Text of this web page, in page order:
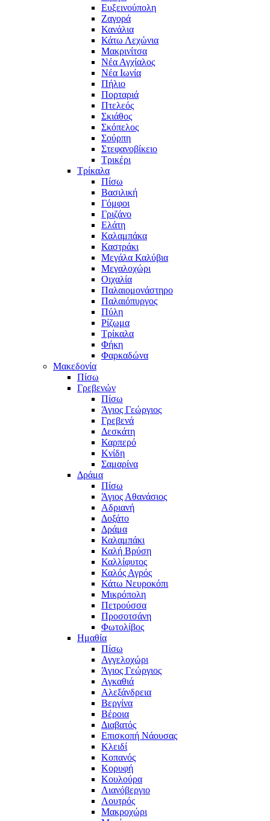
Ευξεινούπολη
Ζαγορά
Κανάλια
Κάτω Λεχώνια
Μακρινίτσα
Νέα Αγχίαλος
Νέα Ιωνία
Πήλιο
Πορταριά
Πτελεός
Σκιάθος
Σκόπελος
Σούρπη
Στεφανοβίκειο
Τρικέρι
Τρίκαλα
Πίσω
Βασιλική
Γόμφοι
Γριζάνο
Ελάτη
Καλαμπάκα
Καστράκι
Μεγάλα Καλύβια
Μεγαλοχώρι
Οιχαλία
Παλαιομονάστηρο
Παλαιόπυργος
Πύλη
Ρίζωμα
Τρίκαλα
Φήκη
Φαρκαδώνα
Μακεδονία
Πίσω
Γρεβενών
Πίσω
Άγιος Γεώργιος
Γρεβενά
Δεσκάτη
Καρπερό
Κνίδη
Σαμαρίνα
Δράμα
Πίσω
Άγιος Αθανάσιος
Αδριανή
Δοξάτο
Δράμα
Καλαμπάκι
Καλή Βρύση
Καλλίφυτος
Καλός Αγρός
Κάτω Νευροκόπι
Μικρόπολη
Πετρούσσα
Προσοτσάνη
Φωτολίβος
Ημαθία
Πίσω
Αγγελοχώρι
Άγιος Γεώργιος
Αγκαθιά
Αλεξάνδρεια
Βεργίνα
Βέροια
Διαβατός
Επισκοπή Νάουσας
Κλειδί
Κοπανός
Κορυφή
Κουλούρα
Λιανόβεργιο
Λουτρός
Μακροχώρι